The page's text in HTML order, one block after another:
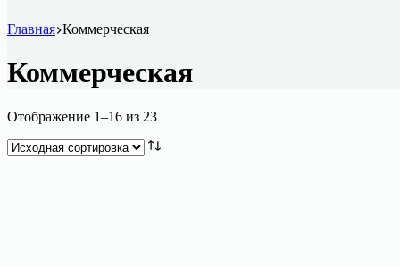
Главная Коммерческая
Коммерческая
Отображение 1–16 из 23